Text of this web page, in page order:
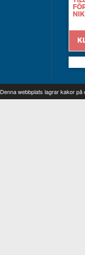
Denna webbplats lagrar kakor på